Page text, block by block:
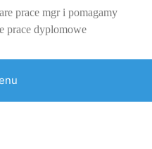
prace mgr i pomagamy
prace dyplomowe